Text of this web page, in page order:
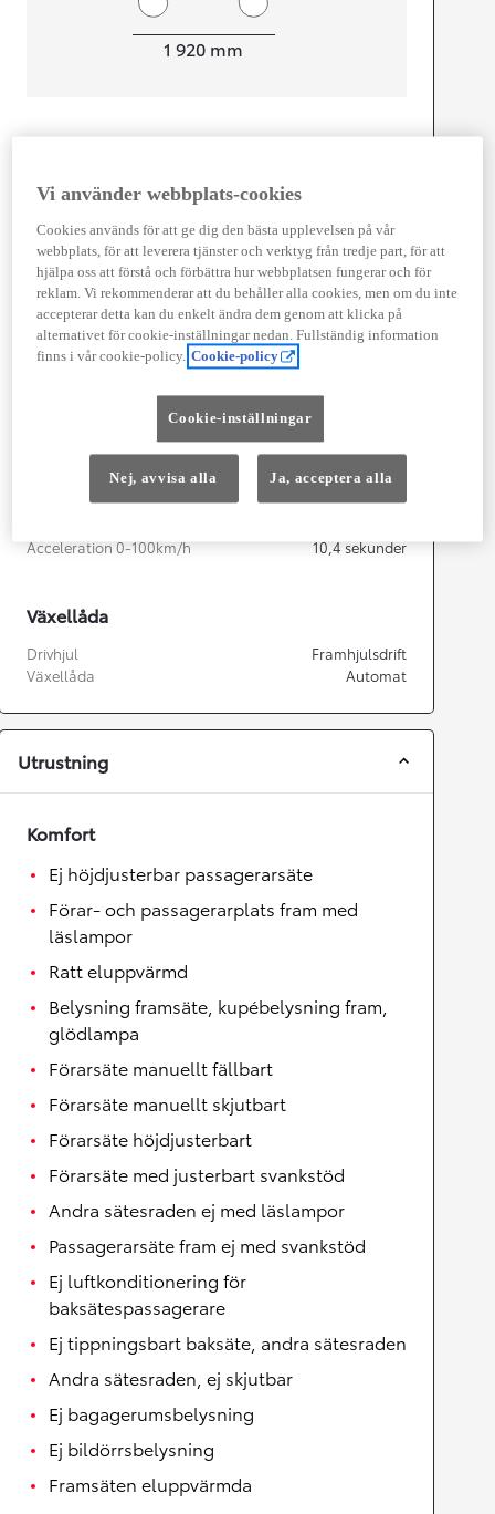
1 920 mm
Förbrukning
EURO 6
Kombinerad Co2 200g/km
Motor
106
Prestanda
Acceleration 0-100km/h
10,4 sekunder
Växellåda
Drivhjul
Framhjulsdrift
Växellåda
Automat
Utrustning
Komfort
Ej höjdjusterbar passagerarsäte
Förar- och passagerarplats fram med
läslampor
Ratt eluppvärmd
Belysning framsäte, kupébelysning fram,
glödlampa
Förarsäte manuellt fällbart
Förarsäte manuellt skjutbart
Förarsäte höjdjusterbart
Förarsäte med justerbart svankstöd
Andra sätesraden ej med läslampor
Passagerarsäte fram ej med svankstöd
Ej luftkonditionering för
baksätespassagerare
Ej tippningsbart baksäte, andra sätesraden
Andra sätesraden, ej skjutbar
Ej bagagerumsbelysning
Ej bildörrsbelysning
Framsäten eluppvärmda
Vi använder webbplats-cookies
Cookies används för att ge dig den bästa upplevelsen på vår
webbplats, för att leverera tjänster och verktyg från tredje part, för att
hjälpa oss att förstå och förbättra hur webbplatsen fungerar och för
reklam. Vi rekommenderar att du behåller alla cookies, men om du inte
accepterar detta kan du enkelt ändra dem genom att klicka på
alternativet för cookie-inställningar nedan. Fullständig information
finns i vår cookie-policy. Cookie-policy
Cookie-inställningar
Nej, avvisa alla Ja, acceptera alla